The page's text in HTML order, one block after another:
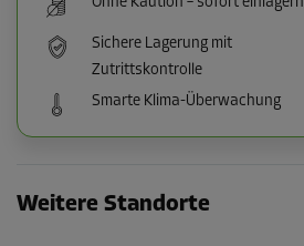
Sichere Lagerung mit
Zutrittskontrolle
Smarte Klima-Überwachung
Weitere Standorte